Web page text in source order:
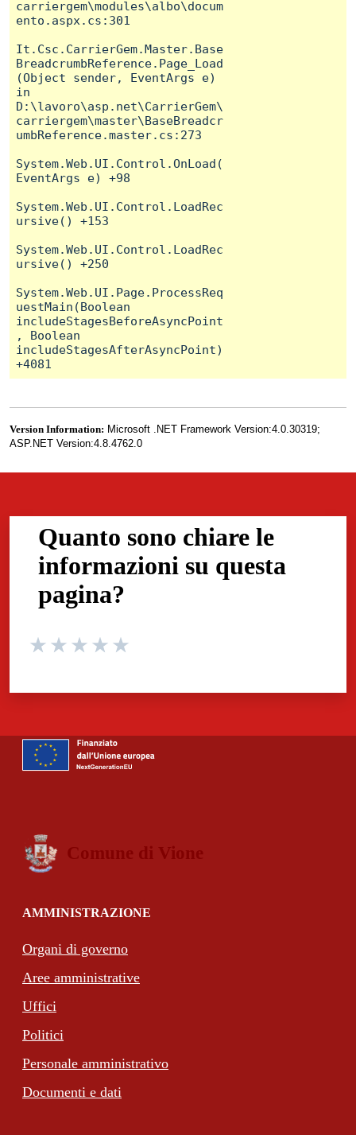
carriergem\modules\albo\docum
ento.aspx.cs:301
It.Csc.CarrierGem.Master.Base
BreadcrumbReference.Page_Load
(Object sender, EventArgs e)
in
D:\lavoro\asp.net\CarrierGem\
carriergem\master\BaseBreadcr
umbReference.master.cs:273
System.Web.UI.Control.OnLoad(
EventArgs e) +98
System.Web.UI.Control.LoadRec
ursive() +153
System.Web.UI.Control.LoadRec
ursive() +250
System.Web.UI.Page.ProcessReq
uestMain(Boolean
includeStagesBeforeAsyncPoint
, Boolean
includeStagesAfterAsyncPoint)
Version Information: Microsoft .NET Framework Version:4.0.30319;
ASP.NET Version:4.8.4762.0
Quanto sono chiare le
informazioni su questa
pagina?
Valuta da 1 a 5 stelle la pagina
Comune di Vione
AMMINISTRAZIONE
Organi di governo
Aree amministrative
Uffici
Politici
Personale amministrativo
Documenti e dati